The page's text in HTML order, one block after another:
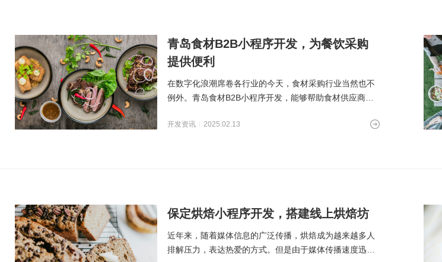
青岛食材B2B小程序开发，为餐饮采购
提供便利
在数字化浪潮席卷各行业的今天，食材采购行业当然也不
例外。青岛食材B2B小程序开发，能够帮助食材供应商和
开发资讯 2025.02.13
保定烘焙小程序开发，搭建线上烘焙坊
近年来，随着媒体信息的广泛传播，烘焙成为越来越多人
排解压力，表达热爱的方式。但是由于媒体传播速度迅